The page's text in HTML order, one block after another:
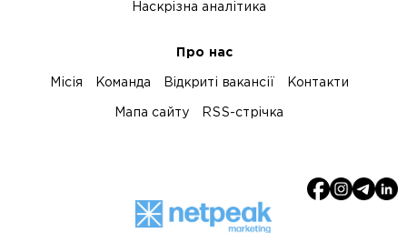
Наскрізна аналітика
Про нас
Місія Команда Відкриті вакансії Контакти
Мапа сайту RSS-стрічка